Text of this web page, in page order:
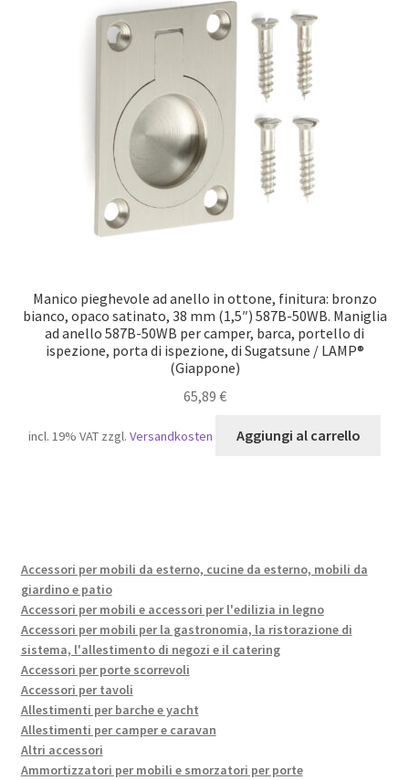
Manico pieghevole ad anello in ottone, finitura: bronzo
bianco, opaco satinato, 38 mm (1,5″) 587B-50WB. Maniglia
ad anello 587B-50WB per camper, barca, portello di
ispezione, porta di ispezione, di Sugatsune / LAMP®
(Giappone)
65,89 €
incl. 19% VAT zzgl. Versandkosten Aggiungi al carrello
Accessori per mobili da esterno, cucine da esterno, mobili da
giardino e patio
Accessori per mobili e accessori per l'edilizia in legno
Accessori per mobili per la gastronomia, la ristorazione di
sistema, l'allestimento di negozi e il catering
Accessori per porte scorrevoli
Accessori per tavoli
Allestimenti per barche e yacht
Allestimenti per camper e caravan
Altri accessori
Ammortizzatori per mobili e smorzatori per porte